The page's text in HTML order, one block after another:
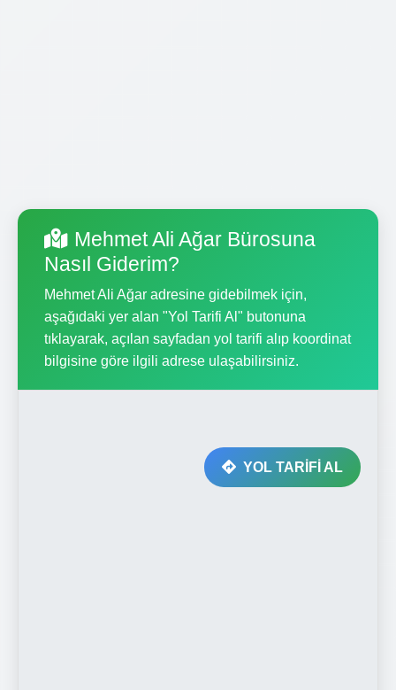
Mehmet Ali Ağar Bürosuna
Nasıl Giderim?
Mehmet Ali Ağar adresine gidebilmek için,
aşağıdaki yer alan "Yol Tarifi Al" butonuna
tıklayarak, açılan sayfadan yol tarifi alıp koordinat
bilgisine göre ilgili adrese ulaşabilirsiniz.
YOL TARİFİ AL